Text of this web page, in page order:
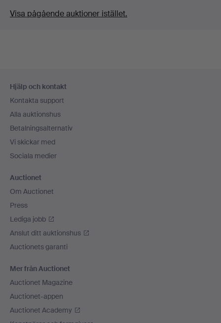
Visa pågående auktioner istället.
Hjälp och kontakt
Kontakta support
Alla auktionshus
Betalningsalternativ
Vi skickar med
Sociala medier
Auctionet
Om Auctionet
Press
Lediga jobb
Anslut ditt auktionshus
Auctionets garanti
Mer från Auctionet
Auctionet Magazine
Auctionet-appen
Auctionet Academy